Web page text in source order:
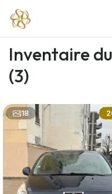
Inventaire
(3)
18